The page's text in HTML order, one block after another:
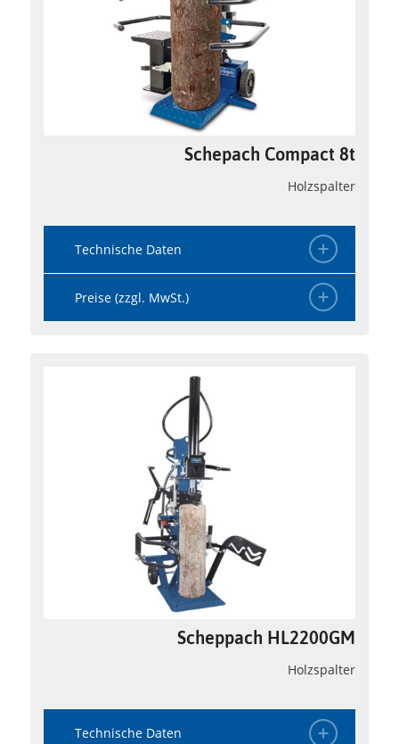
Schepach Compact 8t
Holzspalter
Technische Daten
Preise (zzgl. MwSt.)
Scheppach HL2200GM
Holzspalter
Technische Daten